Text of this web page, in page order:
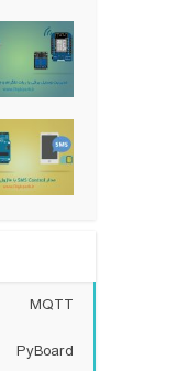
MQTT
PyBoard